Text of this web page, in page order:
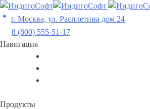
Skip
to
content
г. Москва, ул. Расплетина дом 24
8 (800) 555-51-17
Навигация
Продукты